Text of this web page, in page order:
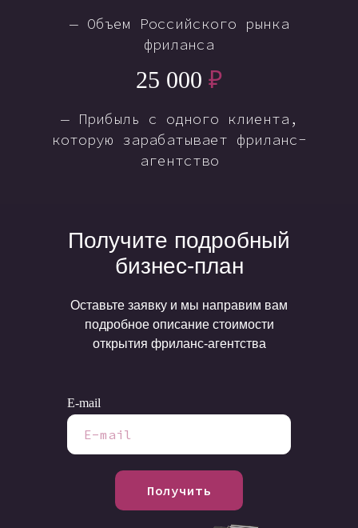
— Объем Российского рынка
фриланса
25 000 ₽
— Прибыль с одного клиента,
которую зарабатывает фриланс-
агентство
E-mail
Получить
Получите подробный
бизнес-план
Оставьте заявку и мы направим вам
подробное описание стоимости
открытия фриланс-агентства